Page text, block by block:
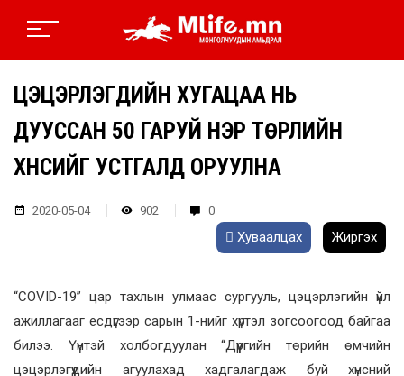
ЦЭЦЭРЛЭГҮҮДИЙН ХУГАЦАА НЬ
ДУУССАН 50 ГАРУЙ НЭР ТӨРЛИЙН
ХҮНСИЙГ УСТГАЛД ОРУУЛНА
2020-05-04 902 0
Хуваалцах Жиргэх
“COVID-19” цар тахлын улмаас сургууль, цэцэрлэгийн үйл
ажиллагааг есдүгээр сарын 1-нийг хүртэл зогсоогоод байгаа
билээ. Үүнтэй холбогдуулан “Дүүргийн төрийн өмчийн
цэцэрлэгүүдийн агуулахад хадгалагдаж буй хүнсний